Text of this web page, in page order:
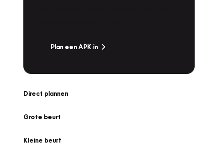
Plan een APK in
Direct plannen
Grote beurt
Kleine beurt